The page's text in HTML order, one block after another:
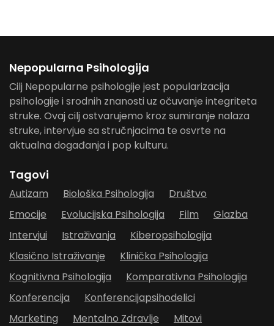
Nepopularna Psihologija
Cilj Nepopularne psihologije jest popularizacija
psihologije i srodnih znanosti uz očuvanje integriteta
struke. Ovaj cilj ostvarujemo kroz sumiranje nalaza
struke, intervjue sa stručnjacima te osvrte na
aktualna događanja i pop kulturu.
Tagovi
Autizam Biološka Psihologija
Društvo
Emocije
Evolucijska Psihologija Film
Glazba
Intervjui
Istraživanja
Kiberopsihologija
Klasično Istraživanje
Klinička Psihologija
Kognitivna Psihologija
Komparativna Psihologija
Konferencija
Konferencijapsihodelici
Marketing
Mentalno Zdravlje
Mitovi